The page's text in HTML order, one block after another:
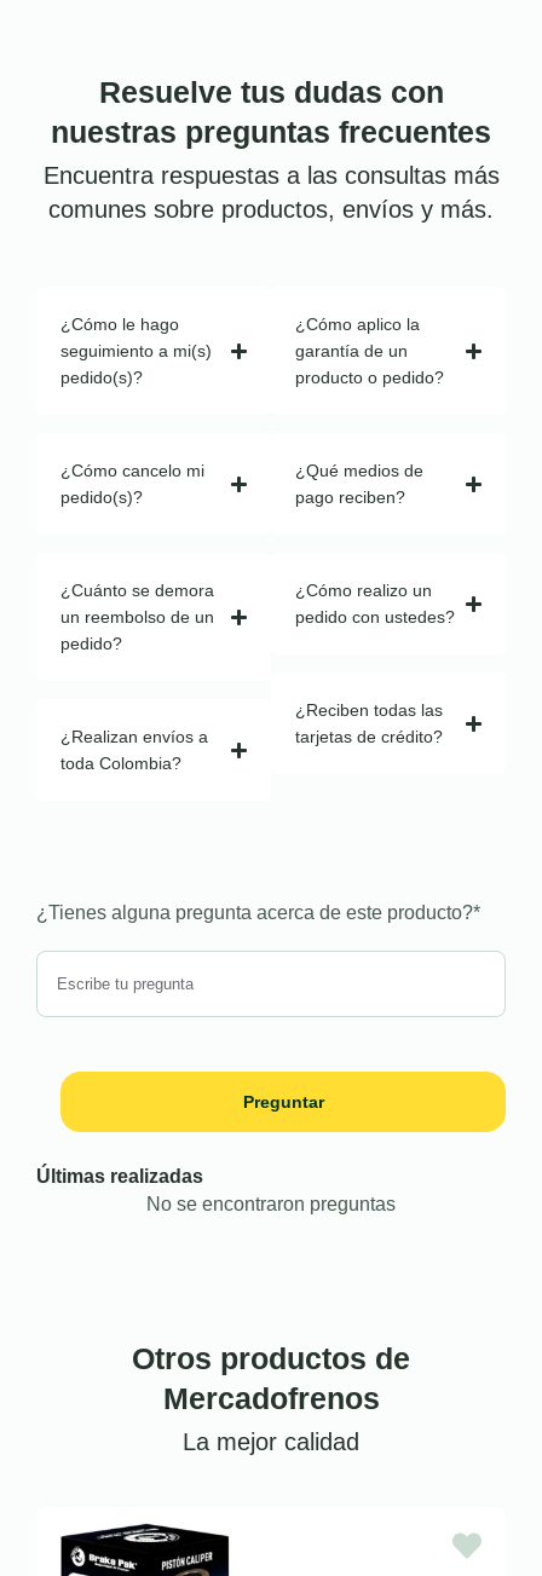
Resuelve tus dudas con
nuestras preguntas frecuentes
Encuentra respuestas a las consultas más
comunes sobre productos, envíos y más.
¿Cómo le hago
seguimiento a mi(s)
pedido(s)?
¿Cómo cancelo mi
pedido(s)?
¿Cuánto se demora
un reembolso de un
pedido?
¿Realizan envíos a
toda Colombia?
¿Cómo aplico la
garantía de un
producto o pedido?
¿Qué medios de
pago reciben?
¿Cómo realizo un
pedido con ustedes?
¿Reciben todas las
tarjetas de crédito?
¿Tienes alguna pregunta acerca de este producto?*
Preguntar
Últimas realizadas
No se encontraron preguntas
Otros productos de
Mercadofrenos
La mejor calidad